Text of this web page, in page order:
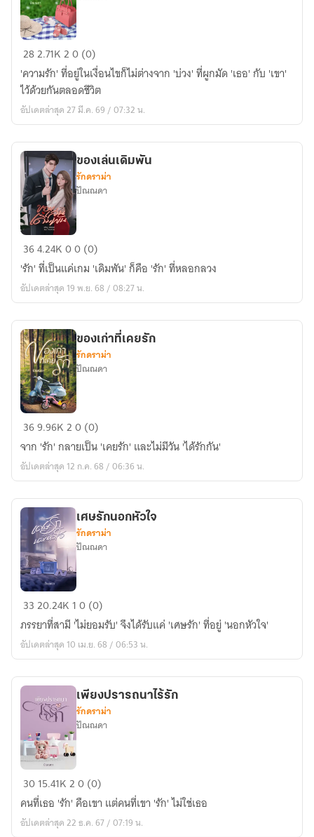
บ่วง
พราง
รัก
282.71K20 (0)
'ความรัก' ที่อยู่ในเงื่อนไขก็ไม่ต่างจาก 'บ่วง' ที่ผูกมัด 'เธอ' กับ 'เขา'
ไว้ด้วยกันตลอดชีวิต
อัปเดตล่าสุด 27 มี.ค. 69 / 07:32 น.
ของ
เล่น
เดิม
พัน
ของเล่นเดิมพัน
รักดราม่า
ปัณณดา
364.24K00 (0)
'รัก' ที่เป็นแค่เกม 'เดิมพัน' ก็คือ 'รัก' ที่หลอกลวง
อัปเดตล่าสุด 19 พ.ย. 68 / 08:27 น.
ของ
ที่
เคย
ของเก่าที่เคยรัก
รักดราม่า
ปัณณดา
369.96K20 (0)
จาก 'รัก' กลายเป็น 'เคยรัก' และไม่มีวัน 'ได้รักกัน'
อัปเดตล่าสุด 12 ก.ค. 68 / 06:36 น.
เศษ
นอก
หัวใจ
เศษรักนอกหัวใจ
รักดราม่า
ปัณณดา
3320.24K 10 (0)
ภรรยาที่สามี 'ไม่ยอมรับ' จึงได้รับแค่ 'เศษรัก' ที่อยู่ 'นอกหัวใจ'
อัปเดตล่าสุด 10 เม.ย. 68 / 06:53 น.
เพียง
ปรารถนา
ไร้
รัก
เพียงปรารถนาไร้รัก
รักดราม่า
ปัณณดา
3015.41K20 (0)
คนที่เธอ 'รัก' คือเขา แต่คนที่เขา 'รัก' ไม่ใช่เธอ
อัปเดตล่าสุด 22 ธ.ค. 67 / 07:19 น.